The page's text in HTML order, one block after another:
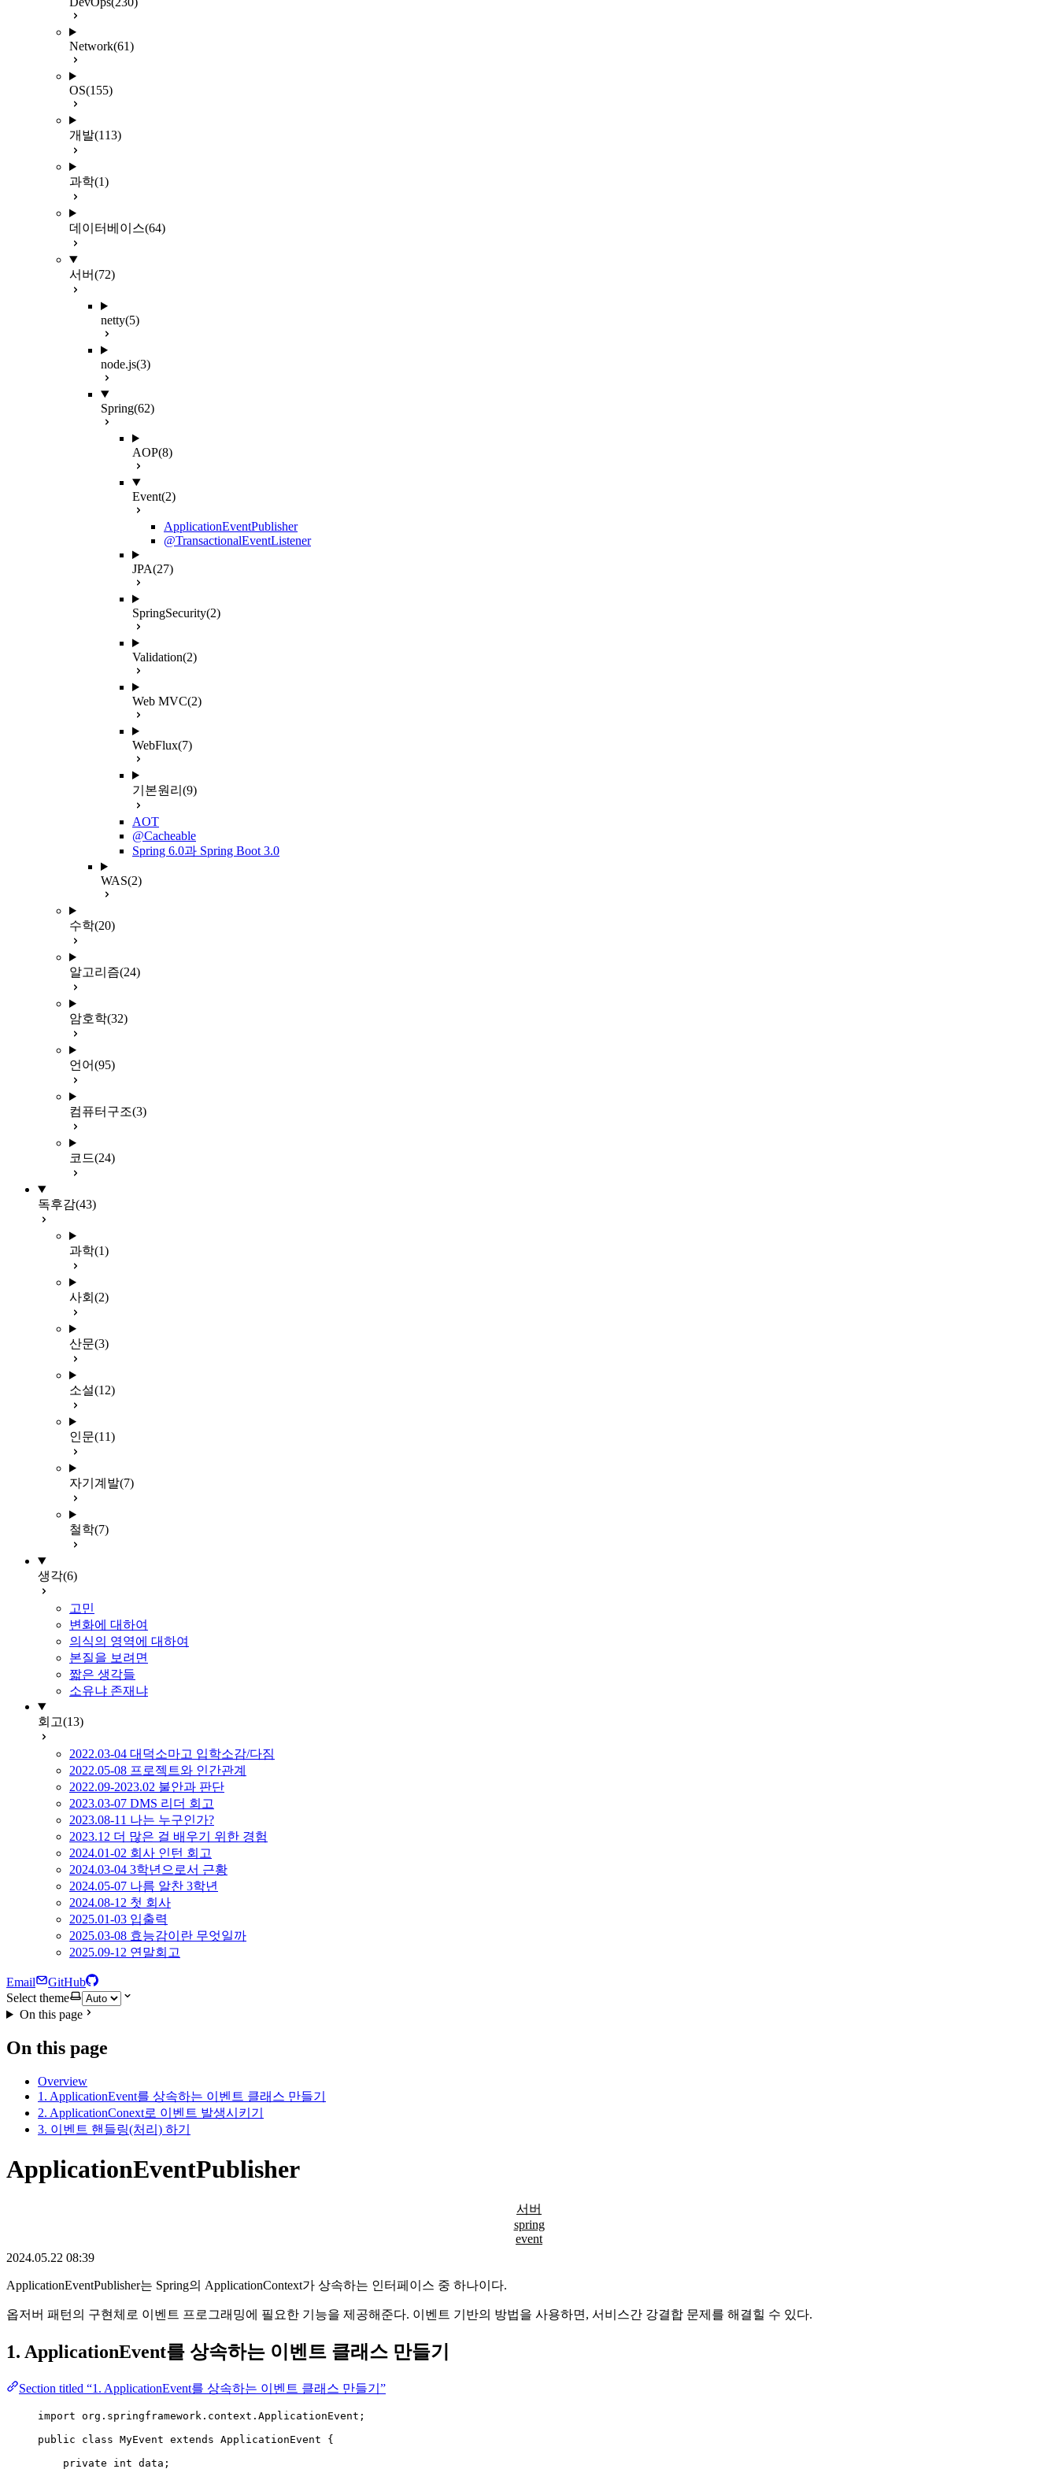
Network(61)
OS(155)
개발(113)
과학(1)
데이터베이스(64)
서버(72)
netty(5)
node.js(3)
Spring(62)
AOP(8)
Event(2)
ApplicationEventPublisher
@TransactionalEventListener
JPA(27)
SpringSecurity(2)
Validation(2)
Web MVC(2)
WebFlux(7)
기본원리 (9)
AOT
@Cacheable
Spring 6.0과 Spring Boot 3.0
WAS(2)
수학(20)
알고리즘(24)
암호학(32)
언어(95)
컴퓨터구조(3)
코드(24)
독후감(43)
과학(1)
사회 (2)
산문(3)
소설(12)
인문(11)
자기계발(7)
철학(7)
생각(6)
고민
변화에 대하여
의식의 영역에 대하여
본질을 보려면
짧은 생각들
소유냐 존재냐
회고(13)
2022.03-04 대덕소마고 입학소감/다짐
2022.05-08 프로젝트와 인간관계
2022.09-2023.02 불안과 판단
2023.03-07 DMS 리더 회고
2023.08-11 나는 누구인가?
2023.12 더 많은 걸 배우기 위한 경험
2024.01-02 회사 인턴 회고
2024.03-04 3학년으로서 근황
2024.05-07 나름 알찬 3학년
2024.08-12 첫 회사
2025.01-03 입출력
2025.03-08 효능감이란 무엇일까
2025.09-12 연말회고
Email
GitHub
Select theme
On this page
On this page
Overview
1. ApplicationEvent를 상속하는 이벤트 클래스 만들기
2. ApplicationConext로 이벤트 발생시키기
3. 이벤트 핸들링(처리) 하기
ApplicationEventPublisher
서버
spring
event
2024.05.22 08:39
ApplicationEventPublisher는 Spring의 ApplicationContext가 상속하는 인터페이스 중 하나이다.
옵저버 패턴의 구현체로 이벤트 프로그래밍에 필요한 기능을 제공해준다. 이벤트 기반의 방법을 사용하면, 서비스간 강결합 문제를 해결힐 수 있다.
1. ApplicationEvent를 상속하는 이벤트 클래스 만들기
Section titled “1. ApplicationEvent를 상속하는 이벤트 클래스 만들기”
import org.springframework.context.ApplicationEvent ;
public
class MyEvent extends ApplicationEvent {
private
int data ;